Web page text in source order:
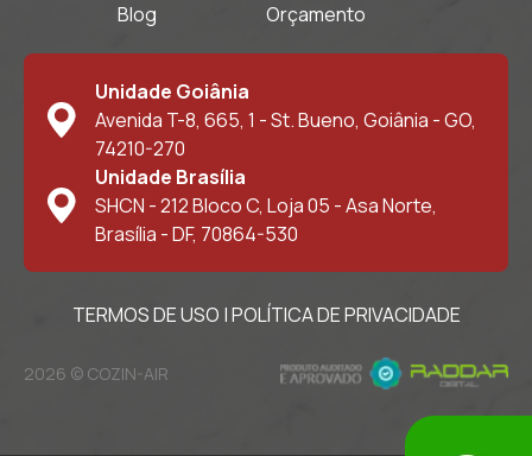
Blog
Orçamento
Unidade Goiânia
Avenida T-8, 665, 1 - St. Bueno, Goiânia - GO,
74210-270
Unidade Brasília
SHCN - 212 Bloco C, Loja 05 - Asa Norte,
Brasília - DF, 70864-530
TERMOS DE USO |POLÍTICA DE PRIVACIDADE
2026 © COZIN-AIR